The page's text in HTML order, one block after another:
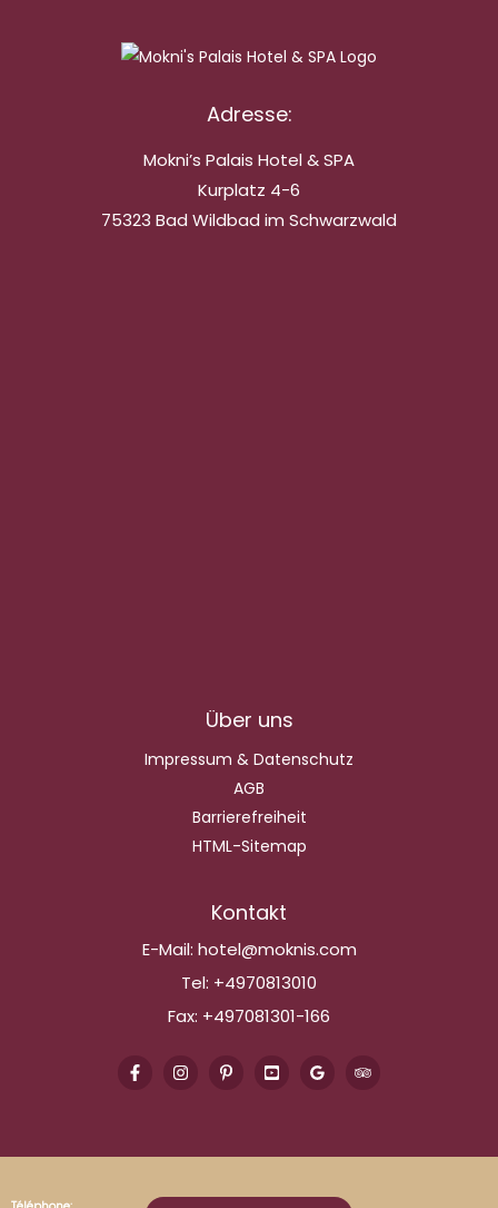
Adresse:
Mokni’s Palais Hotel & SPA
Kurplatz 4-6
75323 Bad Wildbad im Schwarzwald
Über uns
Impressum & Datenschutz
AGB
Barrierefreiheit
HTML-Sitemap
Kontakt
E-Mail: hotel@moknis.com
Tel: +4970813010
Fax: +497081301-166